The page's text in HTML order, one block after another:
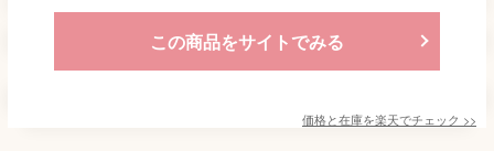
この商品をサイトでみる
価格と在庫を楽天でチェック >>